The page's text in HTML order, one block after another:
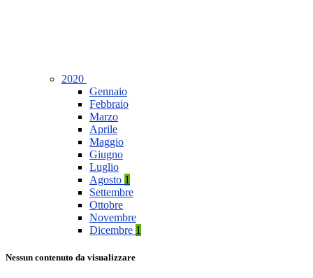
2020
Gennaio
Febbraio
Marzo
Aprile
Maggio
Giugno
Luglio
Agosto 1
Settembre
Ottobre
Novembre
Dicembre 1
Nessun contenuto da visualizzare